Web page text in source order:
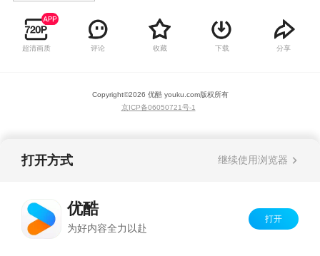
超清画质 评论 收藏 下载 分享
Copyright©2026 优酷 youku.com版权所有
京ICP备06050721号-1
打开方式 继续使用浏览器
优酷
为好内容全力以赴
打开